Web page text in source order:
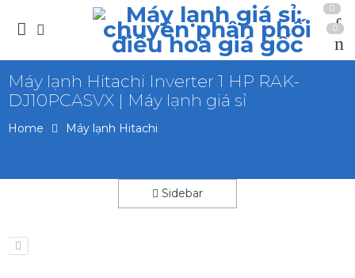
0
0
Máy lạnh Hitachi Inverter 1 HP RAK-
DJ10PCASVX | Máy lạnh giá sỉ
Home Máy lạnh Hitachi
Sidebar